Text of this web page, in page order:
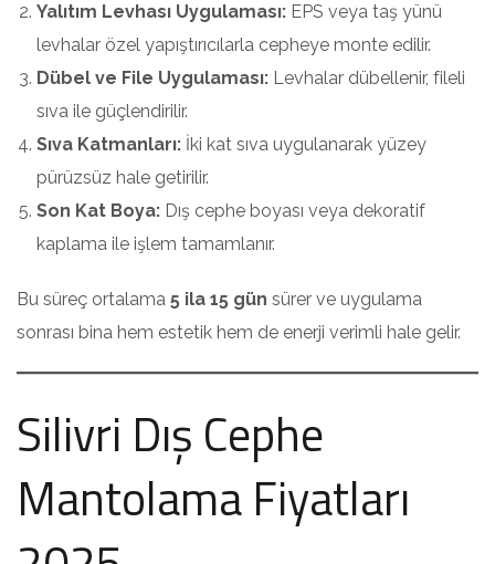
Yalıtım Levhası Uygulaması: EPS veya taş yünü
levhalar özel yapıştırıcılarla cepheye monte edilir.
Dübel ve File Uygulaması: Levhalar dübellenir, fileli
sıva ile güçlendirilir.
Sıva Katmanları: İki kat sıva uygulanarak yüzey
pürüzsüz hale getirilir.
Son Kat Boya: Dış cephe boyası veya dekoratif
kaplama ile işlem tamamlanır.
Bu süreç ortalama 5 ila 15 gün sürer ve uygulama
sonrası bina hem estetik hem de enerji verimli hale gelir.
Silivri Dış Cephe
Mantolama Fiyatları